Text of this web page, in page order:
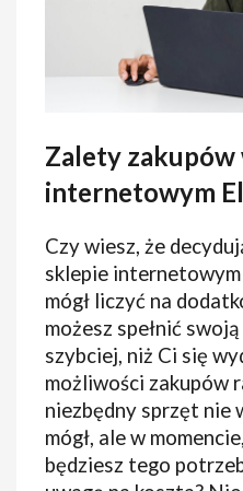
Zalety zakupów
internetowym
Czy wiesz, że
sklepie
mógł liczyć na
możesz spełnić
szybciej, niż Ci się
możliwości zakupów
niezbędny sprzęt nie
mógł, ale w
będziesz tego